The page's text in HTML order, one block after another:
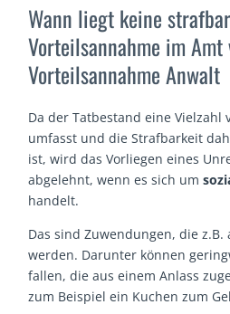
Wann liegt keine
Vorteilsannahme im
Vorteilsannahme Anwalt
Da der Tatbestand eine Vielzahl
umfasst und die Strafbarkeit
ist, wird das Vorliegen eines
abgelehnt, wenn es sich um
handelt.
Das sind Zuwendungen, die
werden. Darunter können
fallen, die aus einem Anlass
zum Beispiel ein Kuchen zum